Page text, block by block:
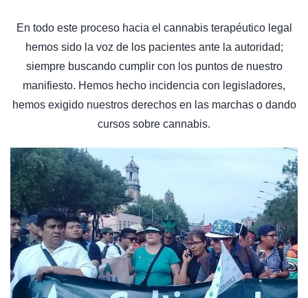
En todo este proceso hacia el cannabis terapéutico legal
hemos sido la voz de los pacientes ante la autoridad;
siempre buscando cumplir con los puntos de nuestro
manifiesto. Hemos hecho incidencia con legisladores,
hemos exigido nuestros derechos en las marchas o dando
cursos sobre cannabis.